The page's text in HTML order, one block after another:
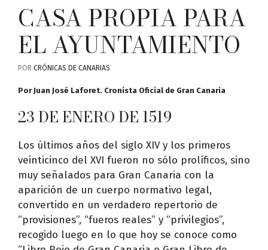
CASA PROPIA PARA
EL AYUNTAMIENTO
POR CRÓNICAS DE CANARIAS
Por Juan José Laforet. Cronista Oficial de Gran Canaria
23 DE ENERO DE 1519
Los últimos años del siglo XIV y los primeros
veinticinco del XVI fueron no sólo prolíficos, sino
muy señalados para Gran Canaria con la
aparición de un cuerpo normativo legal,
convertido en un verdadero repertorio de
“provisiones”, “fueros reales” y “privilegios”,
recogido luego en lo que hoy se conoce como